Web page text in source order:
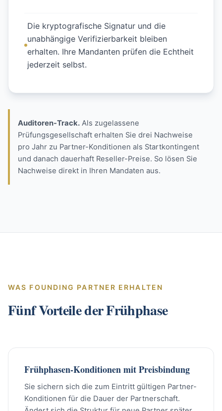
Die kryptografische Signatur und die
unabhängige Verifizierbarkeit bleiben
erhalten. Ihre Mandanten prüfen die Echtheit
jederzeit selbst.
Auditoren-Track. Als zugelassene
Prüfungsgesellschaft erhalten Sie drei Nachweise
pro Jahr zu Partner-Konditionen als Startkontingent
und danach dauerhaft Reseller-Preise. So lösen Sie
Nachweise direkt in Ihren Mandaten aus.
WAS FOUNDING PARTNER ERHALTEN
Fünf Vorteile der Frühphase
Frühphasen-Konditionen mit Preisbindung
Sie sichern sich die zum Eintritt gültigen Partner-
Konditionen für die Dauer der Partnerschaft.